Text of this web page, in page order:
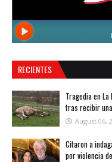
RECIENTES
Tragedia en
tras recibir
August 06,
Citaron a
por violencia